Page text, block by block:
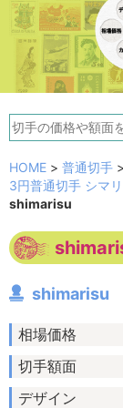
HOME > 普通切手 >
3円普通切手 シマ
shimarisu
shimarisu
相場価格
切手額面
デザイン